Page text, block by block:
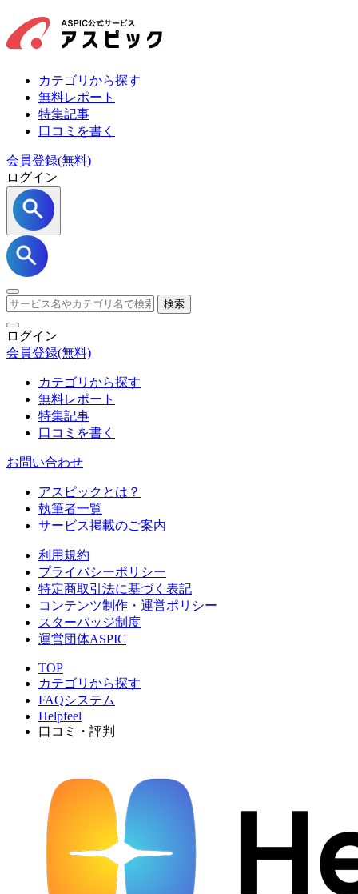
カテゴリから探す
無料レポート
特集記事
口コミを書く
会員登録(無料)
ログイン
検索
ログイン
会員登録(無料)
カテゴリから探す
無料レポート
特集記事
口コミを書く
お問い合わせ
アスピックとは？
執筆者一覧
サービス掲載のご案内
利用規約
プライバシーポリシー
特定商取引法に基づく表記
コンテンツ制作・運営ポリシー
スターバッジ制度
運営団体ASPIC
TOP
カテゴリから探す
FAQシステム
Helpfeel
口コミ・評判